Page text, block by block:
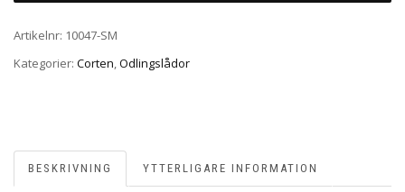
Artikelnr: 10047-SM
Kategorier: Corten,Odlingslådor
BESKRIVNING YTTERLIGARE INFORMATION